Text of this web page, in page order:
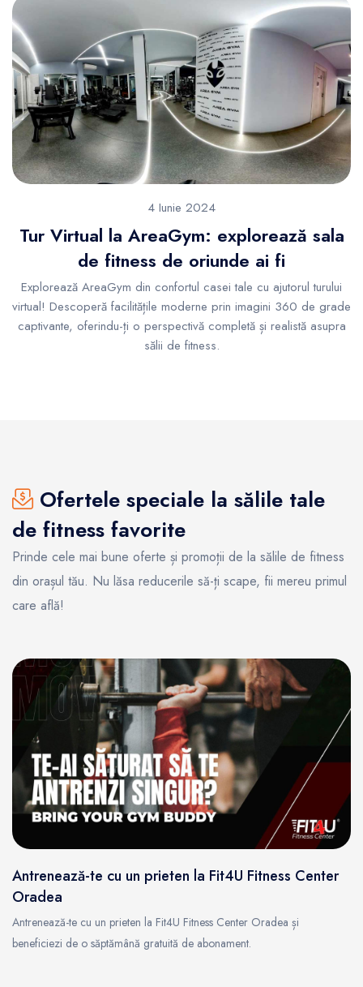
4 Iunie 2024
Tur Virtual la AreaGym: explorează sala
de fitness de oriunde ai fi
Explorează AreaGym din confortul casei tale cu ajutorul turului
virtual! Descoperă facilitățile moderne prin imagini 360 de grade
captivante, oferindu-ți o perspectivă completă și realistă asupra
sălii de fitness.
Ofertele speciale la sălile tale
de fitness favorite
Prinde cele mai bune oferte și promoții de la sălile de fitness
din orașul tău. Nu lăsa reducerile să-ți scape, fii mereu primul
care află!
Antrenează-te cu un prieten la Fit4U Fitness Center
Oradea
Antrenează-te cu un prieten la Fit4U Fitness Center Oradea și
beneficiezi de o săptămână gratuită de abonament.